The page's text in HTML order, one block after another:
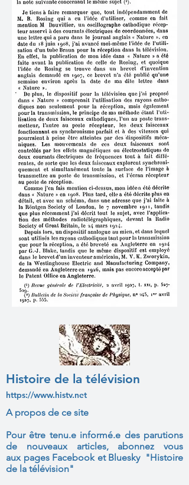
Histoire de la télévision
https://www.histv.net
A propos de ce site
Pour être tenu.e informé.e des parutions
de nouveaux articles, abonnez vous
aux pages Facebook et Bluesky "Histoire
de la télévision"